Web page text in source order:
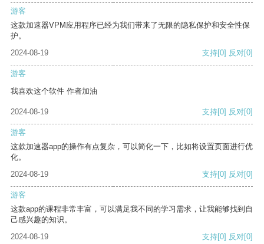
游客
这款加速器VPM应用程序已经为我们带来了无限的隐私保护和安全性保
护。
2024-08-19
支持[0] 反对[0]
游客
我喜欢这个软件 作者加油
2024-08-19 支持[0] 反对[0]
游客
这款加速器app的操作有点复杂，可以简化一下，比如将设置页面进行优
化。
2024-08-19
支持[0] 反对[0]
游客
这款app的课程非常丰富，可以满足我不同的学习需求，让我能够找到自
己感兴趣的知识。
2024-08-19
支持[0] 反对[0]